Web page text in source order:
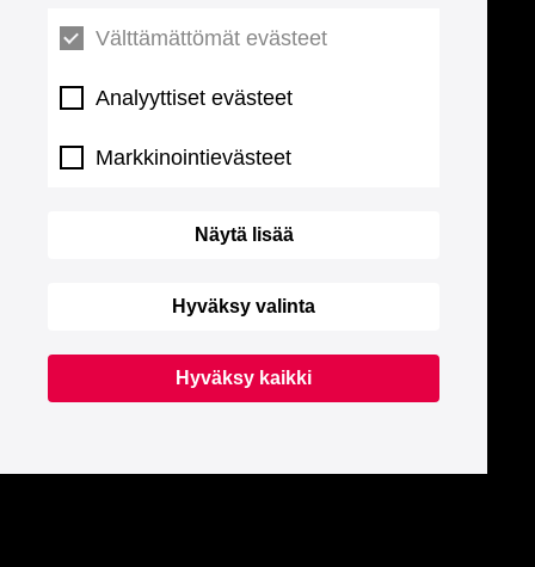
Välttämättömät evästeet
Analyyttiset evästeet
Markkinointievästeet
Näytä lisää
Hyväksy valinta
Hyväksy kaikki